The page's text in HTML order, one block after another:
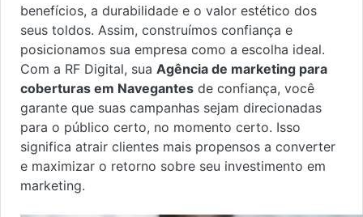
benefícios, a durabilidade e o valor estético dos
seus toldos. Assim, construímos confiança e
posicionamos sua empresa como a escolha ideal.
Com a RF Digital, sua Agência de marketing para
coberturas em Navegantes de confiança, você
garante que suas campanhas sejam direcionadas
para o público certo, no momento certo. Isso
significa atrair clientes mais propensos a converter
e maximizar o retorno sobre seu investimento em
marketing.